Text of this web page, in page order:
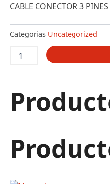
CABLE CONECTOR 3
Categorias Uncategorized